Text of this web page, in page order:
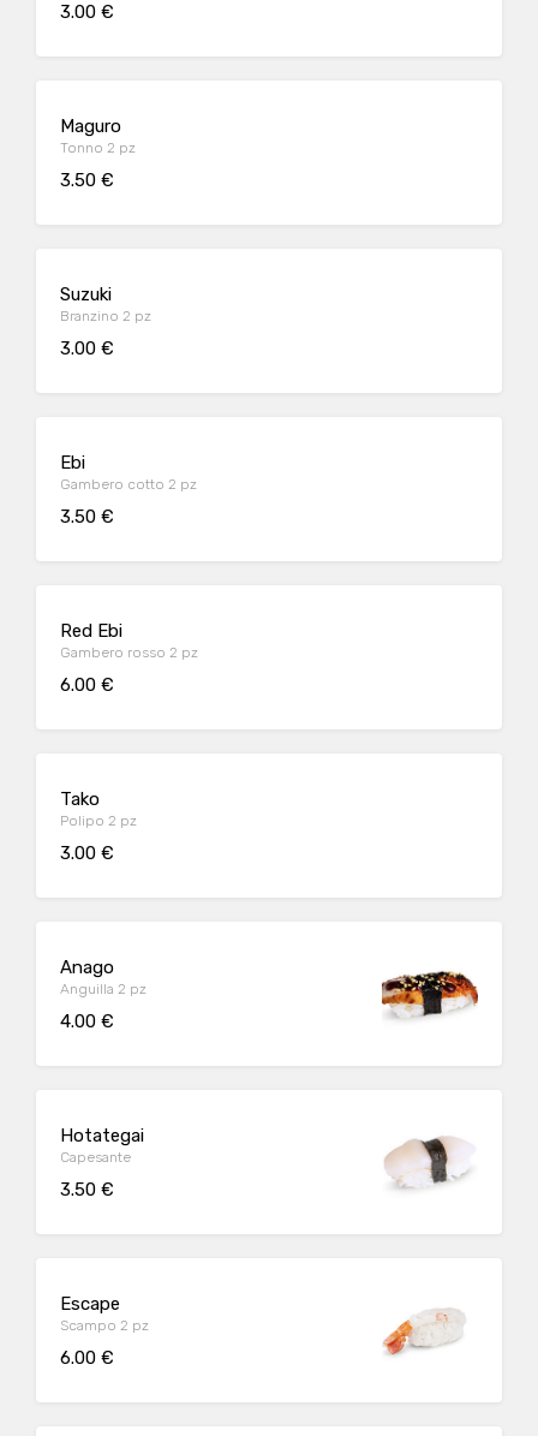
3.00 €
Maguro
Tonno 2 pz
3.50 €
Suzuki
Branzino 2 pz
3.00 €
Ebi
Gambero cotto 2 pz
3.50 €
Red Ebi
Gambero rosso 2 pz
6.00 €
Tako
Polipo 2 pz
3.00 €
Anago
Anguilla 2 pz
4.00 €
Hotategai
Capesante
3.50 €
Escape
Scampo 2 pz
6.00 €